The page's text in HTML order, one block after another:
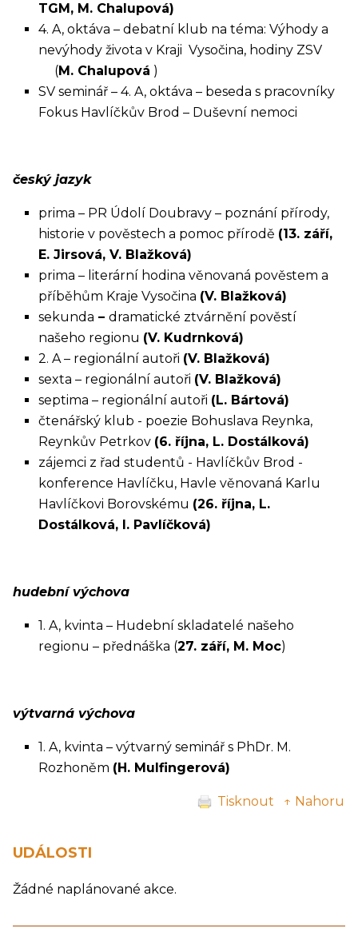
TGM, M. Chalupová)
4. A, oktáva – debatní klub na téma: Výhody a
nevýhody života v Kraji Vysočina, hodiny ZSV
(M. Chalupová )
SV seminář – 4. A, oktáva – beseda s pracovníky
Fokus Havlíčkův Brod – Duševní nemoci
český jazyk
prima – PR Údolí Doubravy – poznání přírody,
historie v pověstech a pomoc přírodě (13. září,
E. Jirsová, V. Blažková)
prima – literární hodina věnovaná pověstem a
příběhům Kraje Vysočina (V. Blažková)
sekunda – dramatické ztvárnění pověstí
našeho regionu (V. Kudrnková)
2. A – regionální autoři (V. Blažková)
sexta – regionální autoři (V. Blažková)
septima – regionální autoři (L. Bártová)
čtenářský klub - poezie Bohuslava Reynka,
Reynkův Petrkov (6. října, L. Dostálková)
zájemci z řad studentů - Havlíčkův Brod -
konference Havlíčku, Havle věnovaná Karlu
Havlíčkovi Borovskému (26. října, L.
Dostálková, I. Pavlíčková)
hudební výchova
1. A, kvinta – Hudební skladatelé našeho
regionu – přednáška (27. září, M. Moc)
výtvarná výchova
1. A, kvinta – výtvarný seminář s PhDr. M.
Rozhoněm (H. Mulfingerová)
Tisknout ↑ Nahoru
UDÁLOSTI
Žádné naplánované akce.